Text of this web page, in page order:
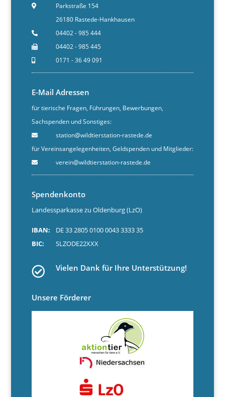
Parkstraße 154
26180 Rastede-Hankhausen
04402 - 985 444
04402 - 985 445
0171 - 36 49 091
E-Mail Adressen
für tierische Fragen, Führungen, Bewerbungen,
Sachspenden und Sonstiges:
station@wildtierstation-rastede.de
für Vereinsangelegenheiten, Geldspenden und Mitglieder:
verein@wildtierstation-rastede.de
Spendenkonto
Landessparkasse zu Oldenburg (LzO)
IBAN:
DE 33 2805 0100 0043 3333 35
BIC:
SLZODE22XXX
Vielen Dank für Ihre Unterstützung!
Unsere Förderer